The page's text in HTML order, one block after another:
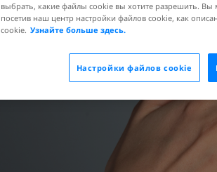
выбрать, какие файлы cookie вы хотите разрешить.
посетив наш центр настройки файлов cookie, как
cookie. Узнайте больше здесь.
Настройки файлов cookie